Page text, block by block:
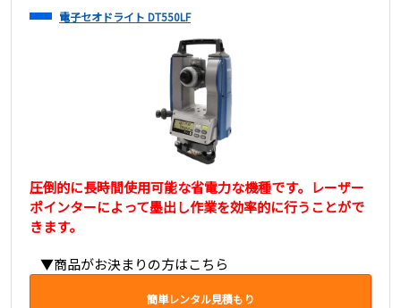
電子セオドライト DT550LF
圧倒的に長時間使用可能な省電力な機種です。レーザー
ポインターによって墨出し作業を効率的に行うことがで
きます。
▼商品がお決まりの方はこちら
簡単レンタル見積もり